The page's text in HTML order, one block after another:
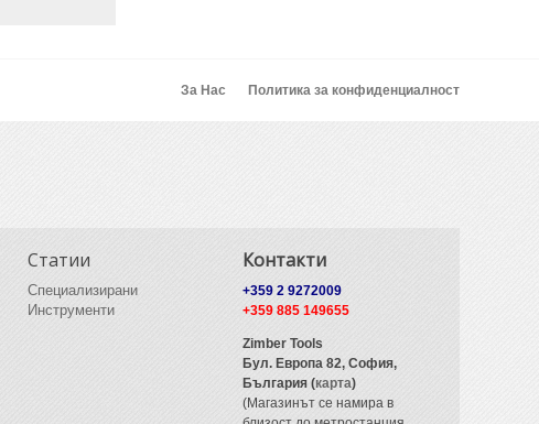
За Нас Политика за конфиденциалност
Статии
Специализирани
Инструменти
Контакти
+359 2 9272009
+359 885 149655
Zimber Tools
Бул. Европа 82,София,
България (карта)
(Магазинът се намира в